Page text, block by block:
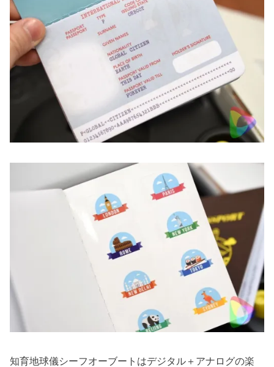
知育地球儀シーフオーブートはデジタル＋アナログの楽